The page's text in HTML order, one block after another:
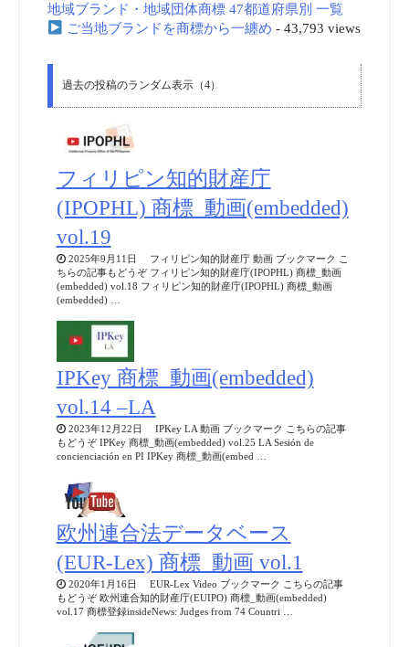
地域ブランド・地域団体商標 47都道府県別 一覧
ご当地ブランドを商標から一纏め - 43,793 views
過去の投稿のランダム表示（4）
フィリピン知的財産庁
(IPOPHL) 商標_動画(embedded)
vol.19
2025年9月11日 フィリピン知的財産庁 動画 ブックマーク こ
ちらの記事もどうぞ フィリピン知的財産庁(IPOPHL) 商標_動画
(embedded) vol.18 フィリピン知的財産庁(IPOPHL) 商標_動画
(embedded) …
IPKey 商標_動画(embedded)
vol.14 –LA
2023年12月22日 IPKey LA 動画 ブックマーク こちらの記事
もどうぞ IPKey 商標_動画(embedded) vol.25 LA Sesión de
concienciación en PI IPKey 商標_動画(embed …
欧州連合法データベース
(EUR-Lex) 商標_動画 vol.1
2020年1月16日 EUR-Lex Video ブックマーク こちらの記事
もどうぞ 欧州連合知的財産庁(EUIPO) 商標_動画(embedded)
vol.17 商標登録insideNews: Judges from 74 Countri …